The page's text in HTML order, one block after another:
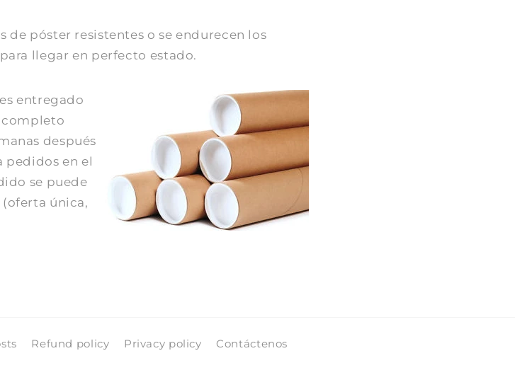
de póster resistentes o se endurecen los
llegar en perfecto estado.
entregado
completo
después
pedidos en el
se puede
única,
Refund policy Privacy policy Contáctenos